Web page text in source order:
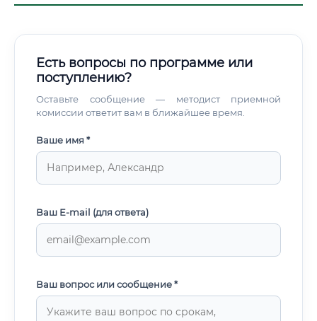
Есть вопросы по программе или
поступлению?
Оставьте сообщение — методист приемной
комиссии ответит вам в ближайшее время.
Ваше имя *
Ваш E-mail (для ответа)
Ваш вопрос или сообщение *